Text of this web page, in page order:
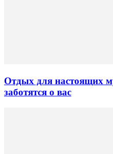
Отдых для настоящих
заботятся о вас